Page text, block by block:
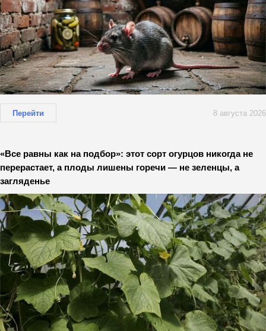
Перейти 8 августа 2026
«Все равны как на подбор»: этот сорт огурцов никогда не
перерастает, а плоды лишены горечи — не зеленцы, а
загляденье